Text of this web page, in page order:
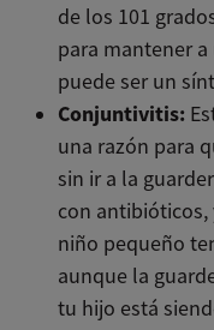
de los 101
para mantener
puede ser un
Conjuntivitis:
una razón para
sin ir a la
con antibióticos,
niño pequeño
aunque la
tu hijo está